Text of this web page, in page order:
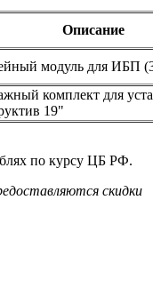
Описание
модуль для ИБП
комплект для
19"
по курсу ЦБ РФ.
скидки